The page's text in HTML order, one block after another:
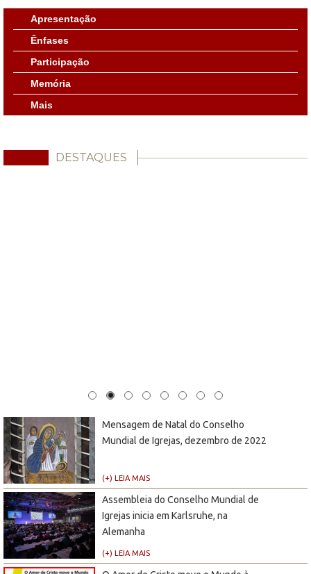
Apresentação
Ênfases
Participação
Memória
Mais
DESTAQUES
Mensagem de Natal do Conselho
Mundial de Igrejas, dezembro de 2022
(+) LEIA MAIS
Assembleia do Conselho Mundial de
Igrejas inicia em Karlsruhe, na
Alemanha
(+) LEIA MAIS